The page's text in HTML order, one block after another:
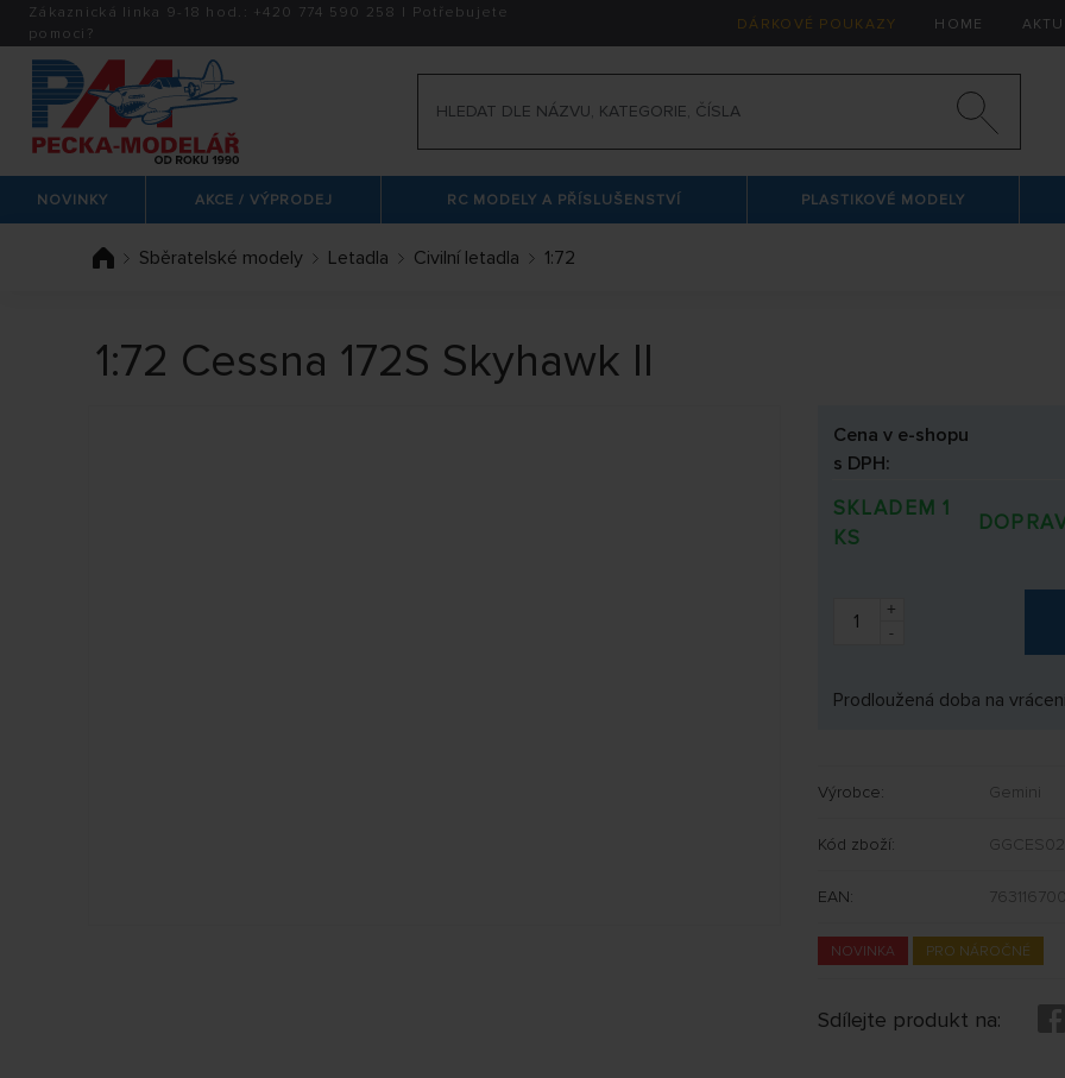
Zákaznická linka 9-18 hod.: +420 774 590 258 | Potřebujete
pomoci?
DÁRKOVÉ POUKAZY HOME
NOVINKY AKCE / VÝPRODEJ RC MODELY A PŘÍSLUŠENSTVÍ PLASTIKOVÉ MODELY
Sběratelské modely Letadla Civilní letadla 1:72
1:72 Cessna 172S Skyhawk II
Cena v e-shopu
s DPH:
SKLADEM 1
KS
+
-
Prodloužená doba na
Výrobce: Gemini
Kód zboží:
EAN:
NOVINKA PRO NÁROČNÉ
Sdílejte produkt na: